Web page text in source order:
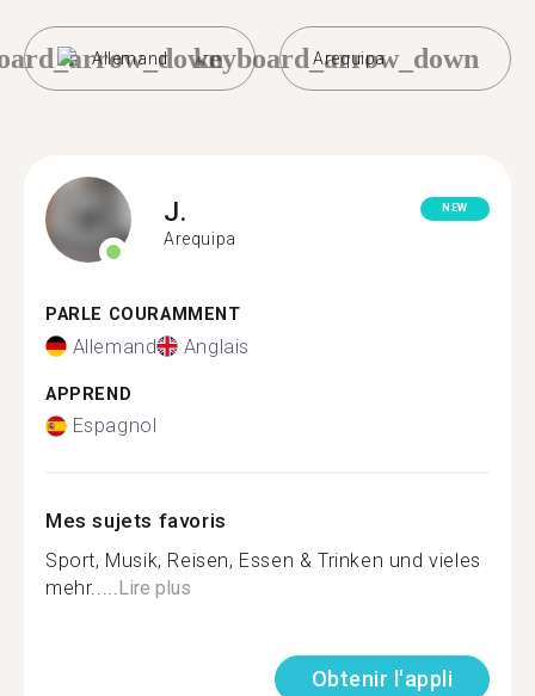
Allemand Arequipa
keyboard_arrow_down
J.
Arequipa
NEW
PARLE COURAMMENT
Allemand Anglais
APPREND
Espagnol
Mes sujets favoris
Sport, Musik, Reisen, Essen & Trinken und vieles
mehr.....Lire plus
Obtenir l'appli